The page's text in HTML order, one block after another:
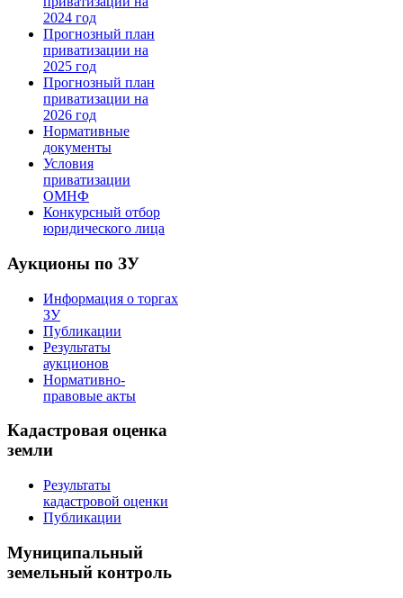
2024 год
Прогнозный план
приватизации на
2025 год
Прогнозный план
приватизации на
2026 год
Нормативные
документы
Условия
приватизации
ОМНФ
Конкурсный отбор
юридического лица
Аукционы по ЗУ
Информация о торгах
ЗУ
Публикации
Результаты
аукционов
Нормативно-
правовые акты
Кадастровая оценка
земли
Результаты
кадастровой оценки
Публикации
Муниципальный
земельный контроль